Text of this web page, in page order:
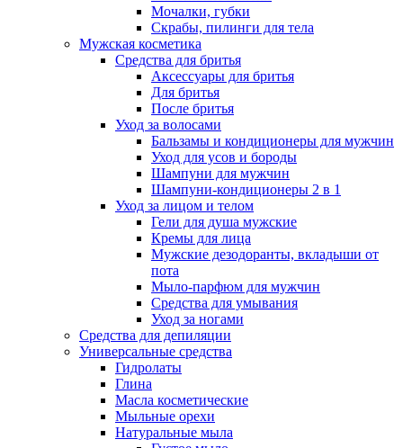
Мочалки, губки
Скрабы, пилинги для тела
Мужская косметика
Средства для бритья
Аксессуары для бритья
Для бритья
После бритья
Уход за волосами
Бальзамы и кондиционеры для мужчин
Уход для усов и бороды
Шампуни для мужчин
Шампуни-кондиционеры 2 в 1
Уход за лицом и телом
Гели для душа мужские
Кремы для лица
Мужские дезодоранты, вкладыши от
пота
Мыло-парфюм для мужчин
Средства для умывания
Уход за ногами
Средства для депиляции
Универсальные средства
Гидролаты
Глина
Масла косметические
Мыльные орехи
Натуральные мыла